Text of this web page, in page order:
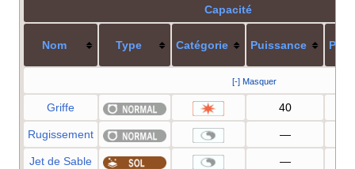
Capacité
Nom Type Catégorie Puissance
[-] Masquer
Griffe 40
Rugissement —
Jet de Sable —